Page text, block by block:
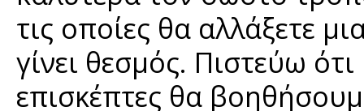
τις οποίες θα αλλάξετε
γίνει θεσμός. Πιστεύω
επισκέπτες θα